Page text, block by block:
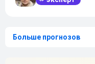
Больше прогнозов